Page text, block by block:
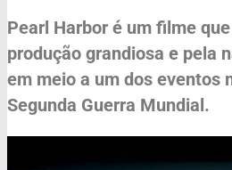
Pearl Harbor é um filme
produção grandiosa e pela
em meio a um dos eventos
Segunda Guerra Mundial.